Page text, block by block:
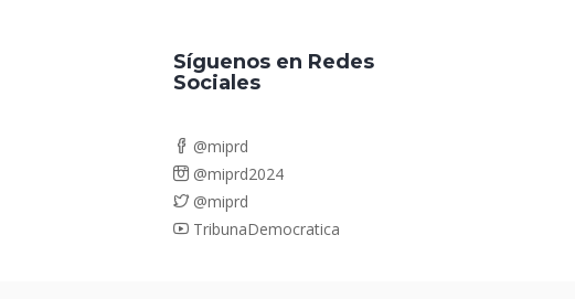
Síguenos en Redes
Sociales
@miprd
@miprd2024
@miprd
TribunaDemocratica